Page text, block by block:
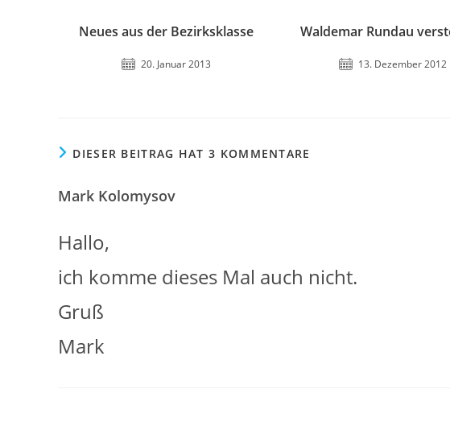
Neues aus der Bezirksklasse
20. Januar 2013
Waldemar Rundau
13. Dezember 2012
DIESER BEITRAG HAT 3 KOMMENTARE
Mark Kolomysov
Hallo,
ich komme dieses Mal auch nicht.
Gruß
Mark